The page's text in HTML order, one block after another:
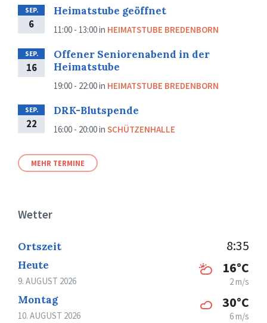
SEP.
6
Heimatstube geöffnet
11:00 - 13:00in HEIMATSTUBE BREDENBORN
SEP.
16
Offener Seniorenabend in der
Heimatstube
19:00 - 22:00in HEIMATSTUBE BREDENBORN
SEP.
22
DRK-Blutspende
16:00 - 20:00in SCHÜTZENHALLE
MEHR TERMINE
Wetter
Ortszeit 8:35
Heute
9. AUGUST 2026
16°C
2 m/s
Montag
10. AUGUST 2026
30°C
6 m/s